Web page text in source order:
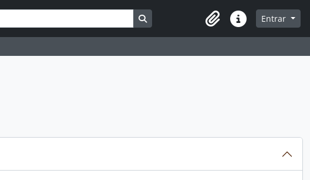
Busque na página de navegação
Atalhos Entrar